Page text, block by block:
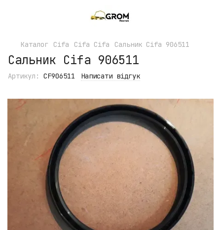
Каталог Cifa Cifa Cifa Сальник Cifa 906511
Сальник Cifa 906511
Артикул: CF906511 Написати відгук